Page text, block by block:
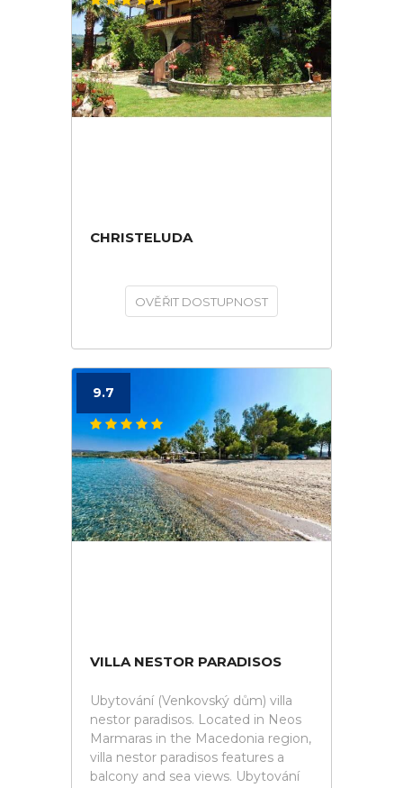
CHRISTELUDA
OVĚŘIT DOSTUPNOST
9.7
VILLA NESTOR PARADISOS
Ubytování (Venkovský dům) villa
nestor paradisos. Located in Neos
Marmaras in the Macedonia region,
villa nestor paradisos features a
balcony and sea views. Ubytování